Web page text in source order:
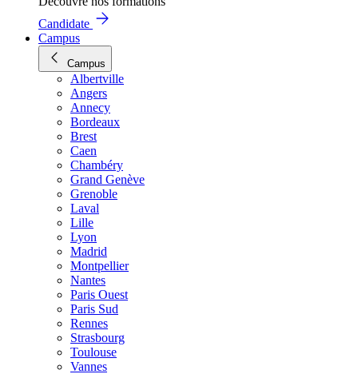
Candidate
Campus
Campus
Albertville
Angers
Annecy
Bordeaux
Brest
Caen
Chambéry
Grand Genève
Grenoble
Laval
Lille
Lyon
Madrid
Montpellier
Nantes
Paris Ouest
Paris Sud
Rennes
Strasbourg
Toulouse
Vannes